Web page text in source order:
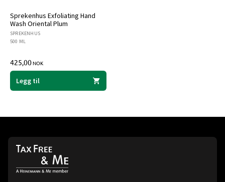
Sprekenhus Exfoliating Hand
Wash Oriental Plum
SPREKENHUS
500 ML
425,00NOK
Legg til